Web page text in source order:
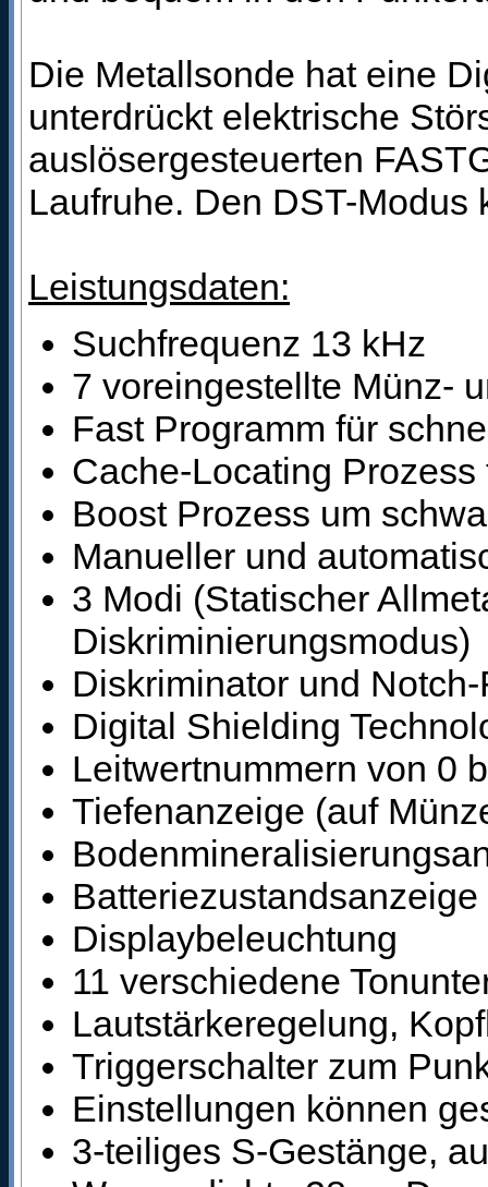
Die Metallsonde hat eine
unterdrückt elektrische
auslösergesteuerten
Laufruhe. Den DST-
Leistungsdaten:
Suchfrequenz 13 kHz
7 voreingestellte Münz-
Fast Programm für
Cache-Locating
Boost Prozess um
Manueller und
3 Modi (Statischer
Diskriminierungsmodus)
Diskriminator und
Digital Shielding
Leitwertnummern von 0
Tiefenanzeige (auf
Batteriezustandsanzeige
Displaybeleuchtung
11 verschiedene
Lautstärkeregelung,
Triggerschalter zum
Einstellungen können
3-teiliges S-Gestänge,